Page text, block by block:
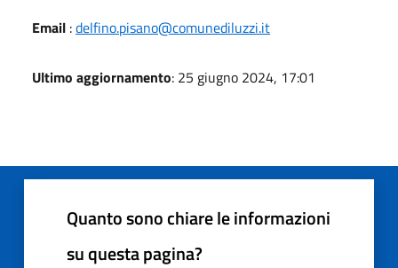
Email :delfino.pisano@comunediluzzi.it
Ultimo aggiornamento: 25 giugno 2024, 17:01
Quanto sono chiare le informazioni
su questa pagina?